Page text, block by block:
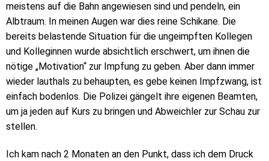
meistens auf die Bahn angewiesen sind und pendeln, ein
Albtraum. In meinen Augen war dies reine Schikane. Die
bereits belastende Situation für die ungeimpften Kollegen
und Kolleginnen wurde absichtlich erschwert, um ihnen die
nötige „Motivation“ zur Impfung zu geben. Aber dann immer
wieder lauthals zu behaupten, es gebe keinen Impfzwang, ist
einfach bodenlos. Die Polizei gängelt ihre eigenen Beamten,
um ja jeden auf Kurs zu bringen und Abweichler zur Schau zur
stellen.
Ich kam nach 2 Monaten an den Punkt, dass ich dem Druck